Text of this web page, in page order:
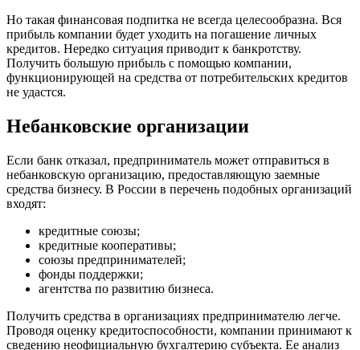
Но такая финансовая подпитка не всегда целесообразна. Вся
прибыль компании будет уходить на погашение личных
кредитов. Нередко ситуация приводит к банкротству.
Получить большую прибыль с помощью компании,
функционирующей на средства от потребительских кредитов
не удастся.
Небанковские организации
Если банк отказал, предприниматель может отправиться в
небанковскую организацию, предоставляющую заемные
средства бизнесу. В России в перечень подобных организаций
входят:
кредитные союзы;
кредитные кооперативы;
союзы предпринимателей;
фонды поддержки;
агентства по развитию бизнеса.
Получить средства в организациях предпринимателю легче.
Проводя оценку кредитоспособности, компании принимают к
сведению неофициальную бухгалтерию субъекта. Ее анализ